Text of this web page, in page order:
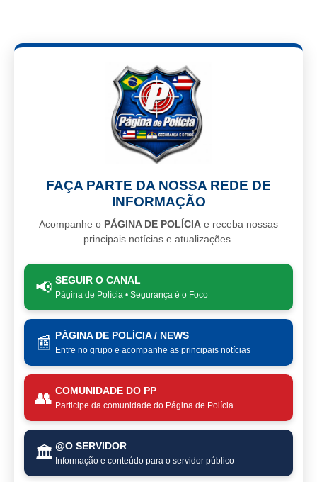
FAÇA PARTE DA NOSSA REDE DE
INFORMAÇÃO
Acompanhe o PÁGINA DE POLÍCIA e receba nossas
principais notícias e atualizações.
📢 SEGUIR O CANAL
Página de Polícia • Segurança é o Foco
📰 PÁGINA DE POLÍCIA / NEWS
Entre no grupo e acompanhe as principais notícias
👥 COMUNIDADE DO PP
Participe da comunidade do Página de Polícia
🏛️ @O SERVIDOR
Informação e conteúdo para o servidor público